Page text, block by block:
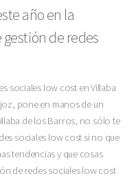
año en la
de redes
sociales low cost en Villaba
pone en manos de un
de los Barros, no sólo te
sociales low cost si no que
tendencias y que cosas
de redes sociales low cost